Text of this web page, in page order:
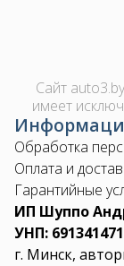
Сайт
имеет
Обработка
Оплата и
Гарантийные
ИП Шуппо
УНП: 691341471
г. Минск,